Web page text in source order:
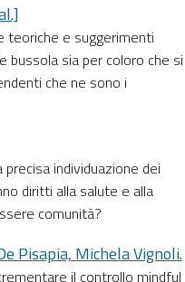
teoriche e suggerimenti
sia per coloro che si
che ne sono i
individuazione dei
diritti alla salute e alla
comunità?
Pisapia, Michela Vignoli.
il controllo mindful